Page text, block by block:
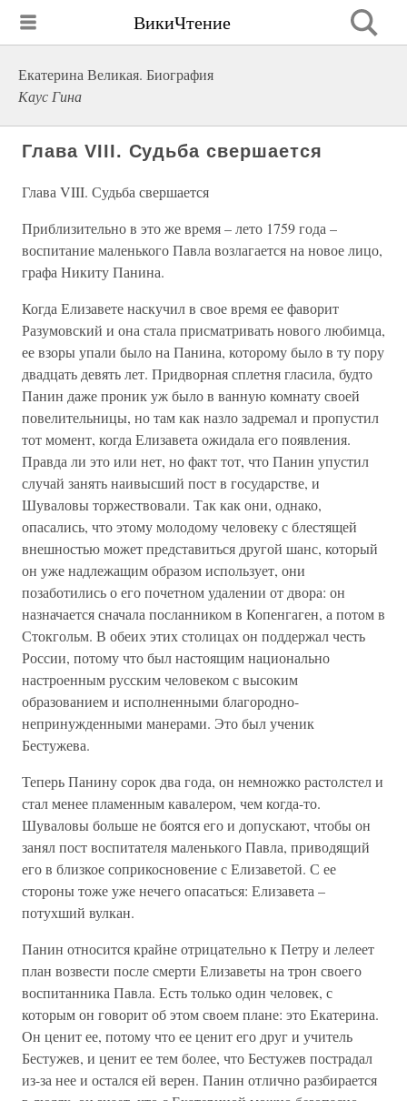
ВикиЧтение
Екатерина Великая. Биография
Каус Гина
Глава VIII. Судьба свершается
Глава VIII. Судьба свершается
Приблизительно в это же время – лето 1759 года –
воспитание маленького Павла возлагается на новое лицо,
графа Никиту Панина.
Когда Елизавете наскучил в свое время ее фаворит
Разумовский и она стала присматривать нового любимца,
ее взоры упали было на Панина, которому было в ту пору
двадцать девять лет. Придворная сплетня гласила, будто
Панин даже проник уж было в ванную комнату своей
повелительницы, но там как назло задремал и пропустил
тот момент, когда Елизавета ожидала его появления.
Правда ли это или нет, но факт тот, что Панин упустил
случай занять наивысший пост в государстве, и
Шуваловы торжествовали. Так как они, однако,
опасались, что этому молодому человеку с блестящей
внешностью может представиться другой шанс, который
он уже надлежащим образом использует, они
позаботились о его почетном удалении от двора: он
назначается сначала посланником в Копенгаген, а потом в
Стокгольм. В обеих этих столицах он поддержал честь
России, потому что был настоящим национально
настроенным русским человеком с высоким
образованием и исполненными благородно-
непринужденными манерами. Это был ученик
Бестужева.
Теперь Панину сорок два года, он немножко растолстел и
стал менее пламенным кавалером, чем когда-то.
Шуваловы больше не боятся его и допускают, чтобы он
занял пост воспитателя маленького Павла, приводящий
его в близкое соприкосновение с Елизаветой. С ее
стороны тоже уже нечего опасаться: Елизавета –
потухший вулкан.
Панин относится крайне отрицательно к Петру и лелеет
план возвести после смерти Елизаветы на трон своего
воспитанника Павла. Есть только один человек, с
которым он говорит об этом своем плане: это Екатерина.
Он ценит ее, потому что ее ценит его друг и учитель
Бестужев, и ценит ее тем более, что Бестужев пострадал
из-за нее и остался ей верен. Панин отлично разбирается